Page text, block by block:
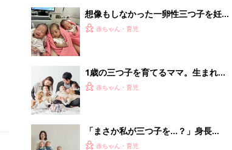
想像もしなかった一卵性三つ子を妊
娠。「出産できる病院が見つからな
赤ちゃん・育児
1歳の三つ子を育てるママ。生まれて
すぐのワンオペ、保活、そして、新幹
赤ちゃん・育児
「まさか私が三つ子を…？」身長
145cmの体で3人を授かったママ。孤
赤ちゃん・育児